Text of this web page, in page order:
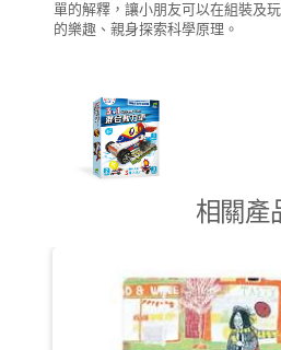
單的解釋，讓小朋友可以在組裝及
的樂趣、親身探索科學原理。
相關產